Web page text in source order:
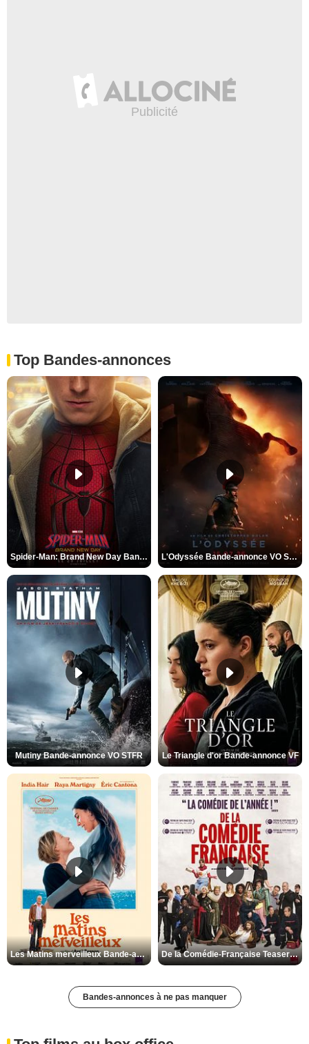
Top Bandes-annonces
Spider-Man: Brand New Day Bande-annonce VO STFR L'Odyssée Bande-annonce VO STFR
Mutiny Bande-annonce VO STFR Le Triangle d'or Bande-annonce VF
Les Matins merveilleux Bande-annonce VF De la Comédie-Française Teaser VF
Bandes-annonces à ne pas manquer